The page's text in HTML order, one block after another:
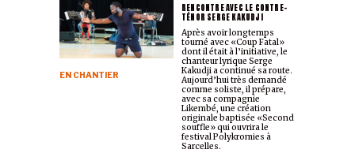
RENCONTRE AVEC LE CONTRE-
TÉNOR SERGE KAKUDJI
EN CHANTIER
Après avoir longtemps
tourné avec «Coup Fatal»
dont il était à l’initiative, le
chanteur lyrique Serge
Kakudji a continué sa route.
Aujourd’hui très demandé
comme soliste, il prépare,
avec sa compagnie
Likembé, une création
originale baptisée «Second
souffle» qui ouvrira le
festival Polykromies à
Sarcelles.